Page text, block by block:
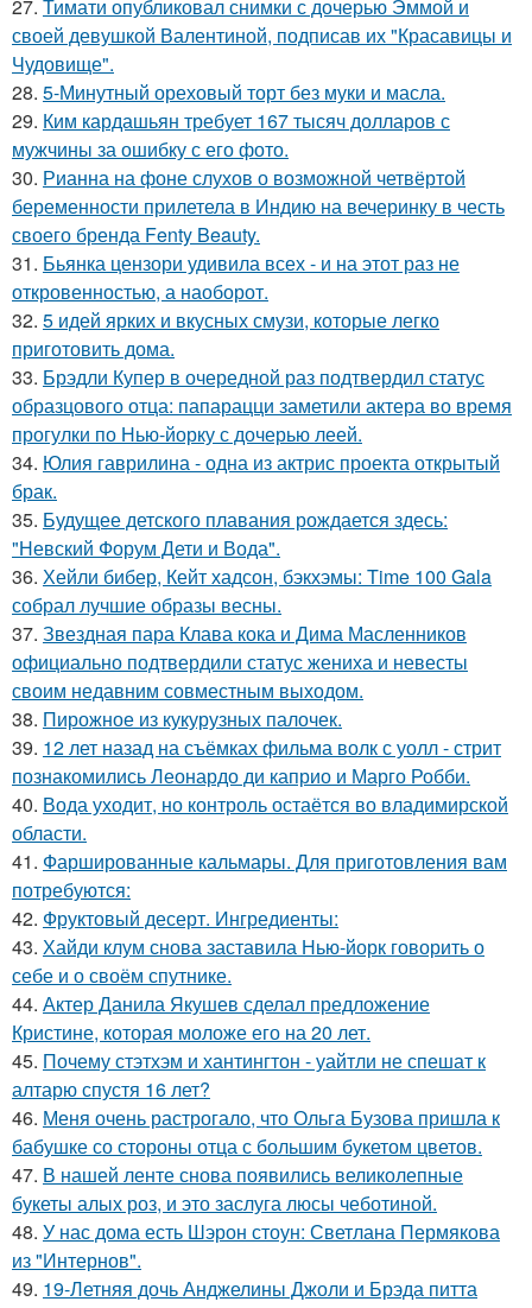
27. Тимати опубликовал снимки с дочерью Эммой и
своей девушкой Валентиной, подписав их "Красавицы и
Чудовище".
28. 5-Минутный ореховый торт без муки и масла.
29. Ким кардашьян требует 167 тысяч долларов с
мужчины за ошибку с его фото.
30. Рианна на фоне слухов о возможной четвёртой
беременности прилетела в Индию на вечеринку в честь
своего бренда Fenty Beauty.
31. Бьянка цензори удивила всех - и на этот раз не
откровенностью, а наоборот.
32. 5 идей ярких и вкусных смузи, которые легко
приготовить дома.
33. Брэдли Купер в очередной раз подтвердил статус
образцового отца: папарацци заметили актера во время
прогулки по Нью-йорку с дочерью леей.
34. Юлия гаврилина - одна из актрис проекта открытый
брак.
35. Будущее детского плавания рождается здесь:
"Невский Форум Дети и Вода".
36. Хейли бибер, Кейт хадсон, бэкхэмы: Time 100 Gala
собрал лучшие образы весны.
37. Звездная пара Клава кока и Дима Масленников
официально подтвердили статус жениха и невесты
своим недавним совместным выходом.
38. Пирожное из кукурузных палочек.
39. 12 лет назад на съёмках фильма волк с уолл - стрит
познакомились Леонардо ди каприо и Марго Робби.
40. Вода уходит, но контроль остаётся во владимирской
области.
41. Фаршированные кальмары. Для приготовления вам
потребуются:
42. Фруктовый десерт. Ингредиенты:
43. Хайди клум снова заставила Нью-йорк говорить о
себе и о своём спутнике.
44. Актер Данила Якушев сделал предложение
Кристине, которая моложе его на 20 лет.
45. Почему стэтхэм и хантингтон - уайтли не спешат к
алтарю спустя 16 лет?
46. Меня очень растрогало, что Ольга Бузова пришла к
бабушке со стороны отца с большим букетом цветов.
47. В нашей ленте снова появились великолепные
букеты алых роз, и это заслуга люсы чеботиной.
48. У нас дома есть Шэрон стоун: Светлана Пермякова
из "Интернов".
49. 19-Летняя дочь Анджелины Джоли и Брэда питта